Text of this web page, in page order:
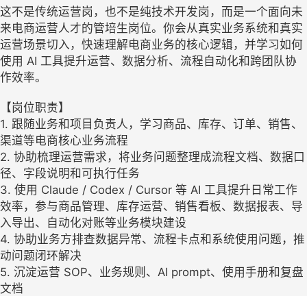
这不是传统运营岗，也不是纯技术开发岗，而是一个面向未
来电商运营人才的管培生岗位。你会从真实业务系统和真实
运营场景切入，快速理解电商业务的核心逻辑，并学习如何
使用 AI 工具提升运营、数据分析、流程自动化和跨团队协
作效率。
【岗位职责】
1. 跟随业务和项目负责人，学习商品、库存、订单、销售、
渠道等电商核心业务流程
2. 协助梳理运营需求，将业务问题整理成流程文档、数据口
径、字段说明和可执行任务
3. 使用 Claude / Codex / Cursor 等 AI 工具提升日常工作
效率，参与商品管理、库存运营、销售看板、数据报表、导
入导出、自动化对账等业务模块建设
4. 协助业务方排查数据异常、流程卡点和系统使用问题，推
动问题闭环解决
5. 沉淀运营 SOP、业务规则、AI prompt、使用手册和复盘
文档